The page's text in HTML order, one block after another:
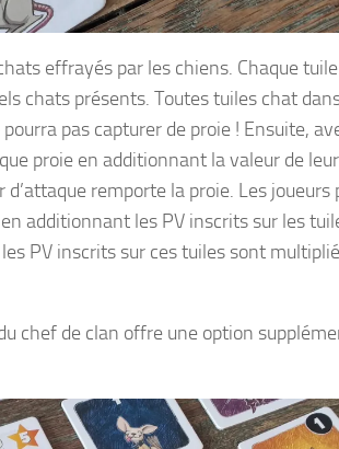
effrayés par les chiens. Chaque
chats présents. Toutes tuiles chat
pas capturer de proie ! Ensuite,
proie en additionnant la valeur de
remporte la proie. Les
additionnant les PV inscrits sur les
PV inscrits sur ces tuiles sont
chef de clan offre une option